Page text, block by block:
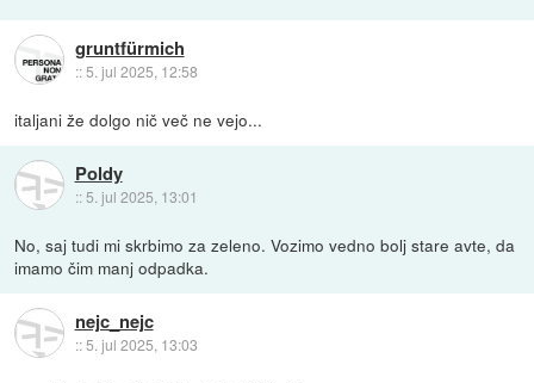
gruntfürmich
::5. jul 2025, 12:58
italjani že dolgo nič več ne vejo...
Poldy
:: 5. jul 2025, 13:01
No, saj tudi mi skrbimo za zeleno. Vozimo vedno bolj stare avte, da
imamo čim manj odpadka.
nejc_nejc
::5. jul 2025, 13:03